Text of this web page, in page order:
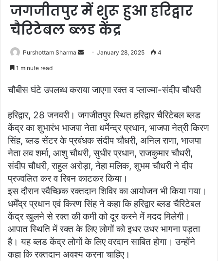
जगजीतपुर में शुरू हुआ हरिद्वार
चैरिटेबल ब्लड केंद्र
Purshottam Sharma
d
n
e
a
i
l
January 28, 2025 4
1 minute read
चौबीस घंटे उपलब्ध कराया जाएगा रक्त व प्लाज्मा-संदीप चौधरी
हरिद्वार, 28 जनवरी। जगजीतपुर स्थित हरिद्वार चैरिटेबल ब्लड
केंद्र का शुभारंभ भाजपा नेता धर्मेन्द्र प्रधान, भाजपा नेत्री किरण
सिंह, ब्लड सेंटर के प्रबंधक संदीप चौधरी, अनिल राणा, भाजपा
नेता लव शर्मा, आशु चौधरी, सुधीर प्रधान, राजकुमार चौधरी,
संदीप चौधरी, राहुल अरोड़ा, नेहा मलिक, शुभम चौधरी ने दीप
प्रज्वलित कर व रिबन काटकर किया।
इस दौरान स्वैच्छिक रक्तदान शिविर का आयोजन भी किया गया।
धर्मेंद्र प्रधान एवं किरण सिंह ने कहा कि हरिद्वार ब्लड चैरिटेबल
केंद्र खुलने से रक्त की कमी को दूर करने में मदद मिलेगी।
आपात स्थिति में रक्त के लिए लोगों को इधर उधर भागना पड़ता
है। यह ब्लड केंद्र लोगों के लिए वरदान साबित होगा। उन्होंने
कहा कि रक्तदान अवश्य करना चाहिए।